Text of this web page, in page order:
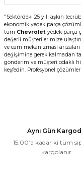
"Sektördeki 25 yılı aşkın
ekonomik yedek parça
tüm Chevrolet yedek parça
değerli müşterilerimize
ve cam mekanizması
değişimine gerek kalmadan
gönderim ve müşteri odaklı
keşfedin. Profesyonel
Aynı Gün
15:00’a kadar ki tüm
kargolanır